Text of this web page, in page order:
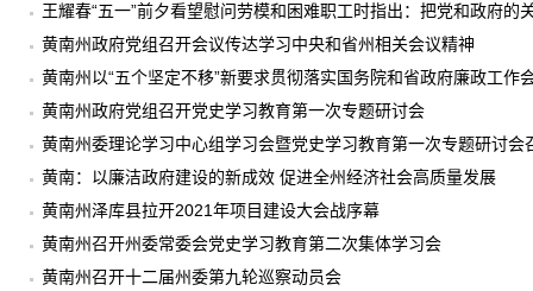
王耀春“五一”前夕看望慰问劳模和困难职工时指出：把党和政府的
黄南州政府党组召开会议传达学习中央和省州相关会议精神
黄南州以“五个坚定不移”新要求贯彻落实国务院和省政府廉政工作
黄南州政府党组召开党史学习教育第一次专题研讨会
黄南州委理论学习中心组学习会暨党史学习教育第一次专题研讨会
黄南：以廉洁政府建设的新成效 促进全州经济社会高质量发展
黄南州泽库县拉开2021年项目建设大会战序幕
黄南州召开州委常委会党史学习教育第二次集体学习会
黄南州召开十二届州委第九轮巡察动员会